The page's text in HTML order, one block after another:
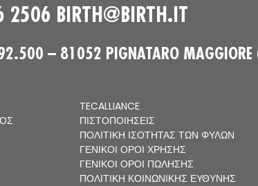
2506 BIRTH@BIRTH.IT
– 81052 PIGNATARO MAGGIORE
TECALLIANCE
ΠΙΣΤΟΠΟΙΉΣΕΙΣ
ΠΟΛΙΤΙΚΉ ΙΣΌΤΗΤΑΣ ΤΩΝ ΦΎΛΩΝ
ΓΕΝΙΚΟΊ ΌΡΟΙ ΧΡΉΣΗΣ
ΓΕΝΙΚΟΊ ΌΡΟΙ ΠΏΛΗΣΗΣ
ΠΟΛΙΤΙΚΉ ΚΟΙΝΩΝΙΚΉΣ ΕΥΘΎΝΗΣ